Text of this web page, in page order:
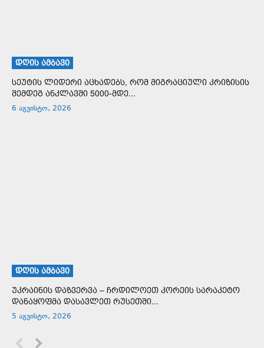
ᲓᲦᲘᲡ ᲐᲛᲑᲐᲕᲘ
სეუტის ლიდერი აცხადებს, რომ მიგრაციული კრიზისის
შემდეგ ანკლავში 5000-მდე...
6 აგვისტო, 2026
ᲓᲦᲘᲡ ᲐᲛᲑᲐᲕᲘ
უკრაინის დაზვერვა – ჩრდილოეთ კორეის სარაკეტო
დანაყოფმა დასავლეთ რუსეთში...
5 აგვისტო, 2026